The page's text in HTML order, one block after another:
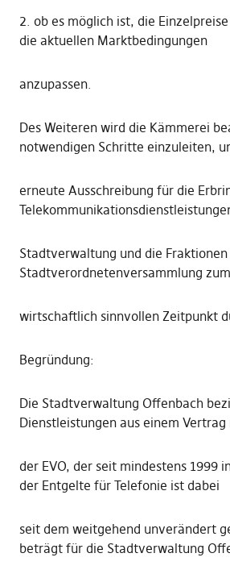
2. ob es möglich ist, die
die aktuellen Marktbedingungen
anzupassen.
Des Weiteren wird die Kämmerei
notwendigen Schritte einzuleiten,
erneute Ausschreibung für die
Stadtverwaltung und die
Stadtverordnetenversammlung
wirtschaftlich sinnvollen Zeitpunkt
Begründung:
Die Stadtverwaltung Offenbach
Dienstleistungen aus einem
der EVO, der seit mindestens 1999
der Entgelte für Telefonie ist dabei
seit dem weitgehend unverändert
beträgt für die Stadtverwaltung